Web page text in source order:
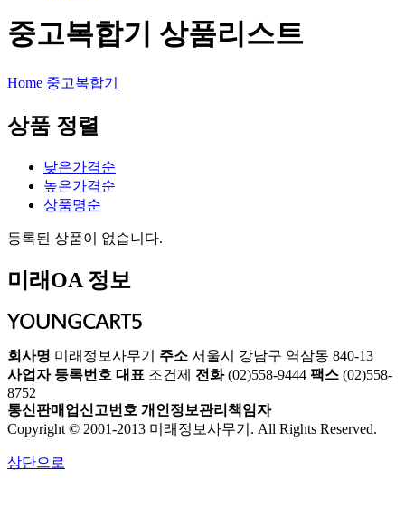
중고복합기 상품리스트
Home 중고복합기
상품 정렬
낮은가격순
높은가격순
상품명순
등록된 상품이 없습니다.
미래OA 정보
회사명 미래정보사무기 주소 서울시 강남구 역삼동 840-13
사업자 등록번호 대표 조건제 전화(02)558-9444 팩스 (02)558-
8752
통신판매업신고번호 개인정보관리책임자
Copyright © 2001-2013 미래정보사무기. All Rights Reserved.
상단으로